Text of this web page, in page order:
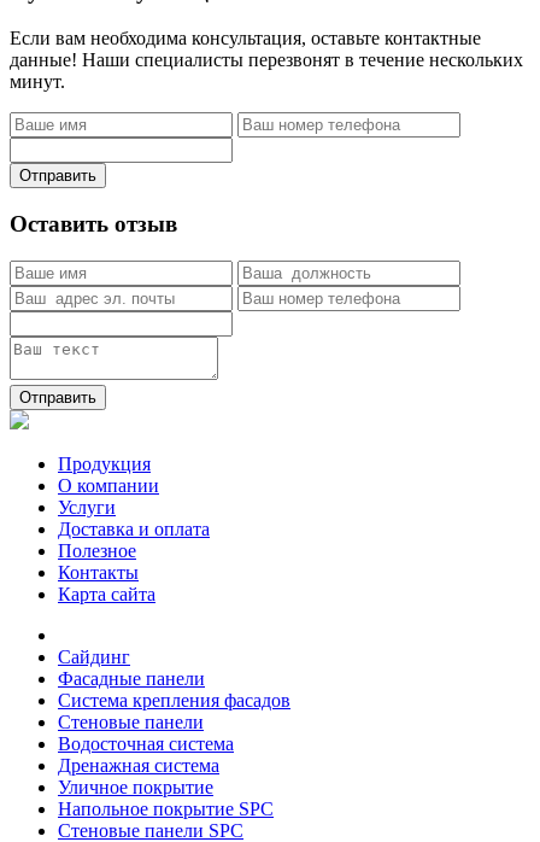
Если вам необходима консультация, оставьте контактные
данные! Наши специалисты перезвонят в течение нескольких
минут.
Отправить
Оставить отзыв
Отправить
Продукция
О компании
Услуги
Доставка и оплата
Полезное
Контакты
Карта сайта
Сайдинг
Фасадные панели
Система крепления фасадов
Стеновые панели
Водосточная система
Дренажная система
Уличное покрытие
Напольное покрытие SPC
Стеновые панели SPC